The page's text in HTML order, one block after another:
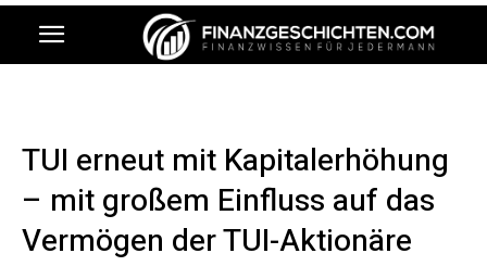
TUI erneut mit Kapitalerhöhung
– mit großem Einfluss auf das
Vermögen der TUI-Aktionäre